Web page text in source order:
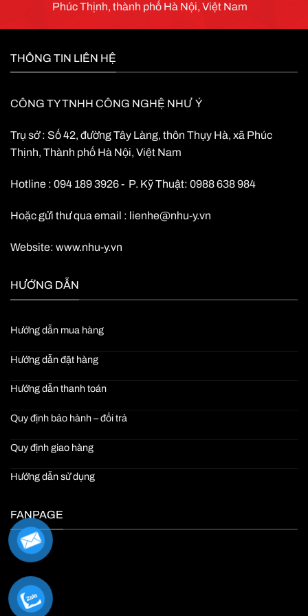
Phúc Thịnh, thành phố Hà Nội, Việt Nam
THÔNG TIN LIÊN HỆ
CÔNG TY TNHH CÔNG NGHỆ NHƯ Ý
Trụ sở : Số 42, đường Tây Làng, thôn Thụy Hà, xã Phúc
Thịnh, Thành phố Hà Nội, Việt Nam
Hotline : 094 189 3926 - P. Kỹ Thuật: 0988 638 984
Hoặc gửi thư qua email : lienhe@nhu-y.vn
Website: www.nhu-y.vn
HƯỚNG DẪN
Hướng dẫn mua hàng
Hướng dẫn đặt hàng
Hướng dẫn thanh toán
Quy định bảo hành – đổi trả
Quy định giao hàng
Hướng dẫn sử dụng
FANPAGE